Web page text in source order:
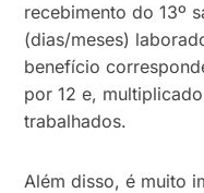
recebimento do 13º
(dias/meses)
benefício
por 12 e,
trabalhados.
Além disso, é muito